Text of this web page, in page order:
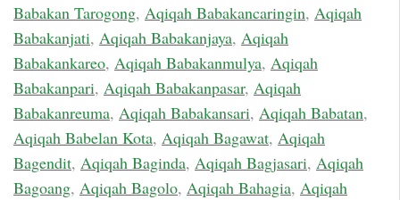
Babakan Tarogong, Aqiqah Babakancaringin, Aqiqah
Babakanjati, Aqiqah Babakanjaya, Aqiqah
Babakankareo, Aqiqah Babakanmulya, Aqiqah
Babakanpari, Aqiqah Babakanpasar, Aqiqah
Babakanreuma, Aqiqah Babakansari, Aqiqah Babatan,
Aqiqah Babelan Kota, Aqiqah Bagawat, Aqiqah
Bagendit, Aqiqah Baginda, Aqiqah Bagjasari, Aqiqah
Bagoang, Aqiqah Bagolo, Aqiqah Bahagia, Aqiqah